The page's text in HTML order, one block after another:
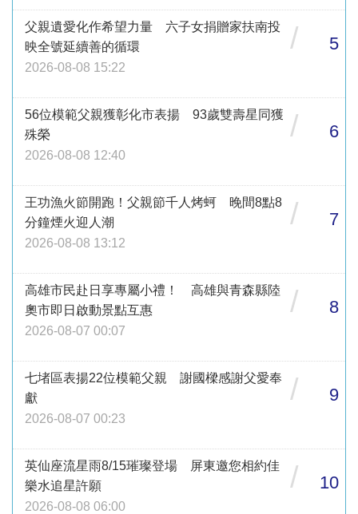
父親遺愛化作希望力量 六子女捐贈家扶南投
映全號延續善的循環
2026-08-08 15:22
/ 5
56位模範父親獲彰化市表揚 93歲雙壽星同獲
殊榮
2026-08-08 12:40
/ 6
王功漁火節開跑！父親節千人烤蚵 晚間8點8
分鐘煙火迎人潮
2026-08-08 13:12
/ 7
高雄市民赴日享專屬小禮！ 高雄與青森縣陸
奧市即日啟動景點互惠
2026-08-07 00:07
/ 8
七堵區表揚22位模範父親 謝國樑感謝父愛奉
獻
2026-08-07 00:23
/ 9
英仙座流星雨8/15璀璨登場 屏東邀您相約佳
樂水追星許願
2026-08-08 06:00
/ 10